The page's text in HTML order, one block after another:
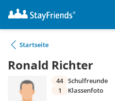
Startseite
Ronald Richter
44 Schulfreunde
1
Klassenfoto